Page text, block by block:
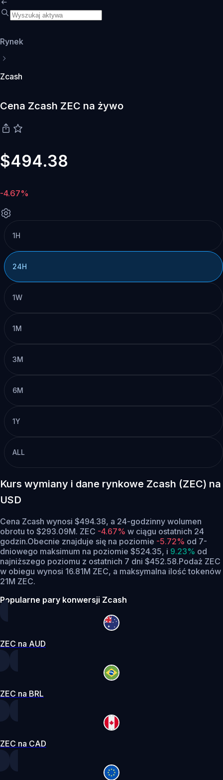
Rynek
Zcash
Cena Zcash ZEC na żywo
$494.38
-4.67%
1H
24H
1W
1M
3M
6M
1Y
ALL
Kurs wymiany i dane rynkowe Zcash (ZEC) na
USD
Cena Zcash wynosi $494.38, a 24-godzinny wolumen
obrotu to $293.09M. ZEC -4.67% w ciągu ostatnich 24
godzin.Obecnie znajduje się na poziomie -5.72% od 7-
dniowego maksimum na poziomie $524.35, i 9.23% od
najniższego poziomu z ostatnich 7 dni $452.58.Podaż ZEC
w obiegu wynosi 16.81M ZEC, a maksymalna ilość tokenów
21M ZEC.
Popularne pary konwersji Zcash
ZEC na AUD
ZEC na BRL
ZEC na CAD